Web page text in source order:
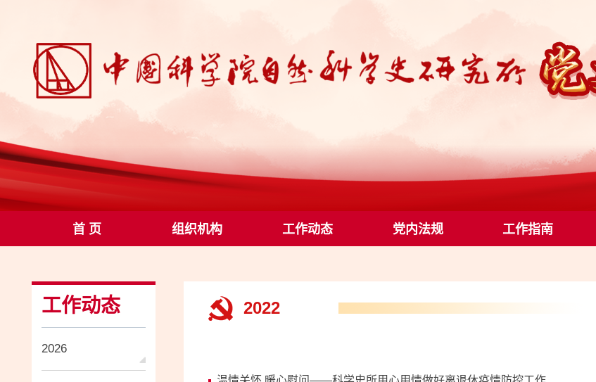
首 页 组织机构 工作动态 党内法规 工作指南
工作动态
2026
2022